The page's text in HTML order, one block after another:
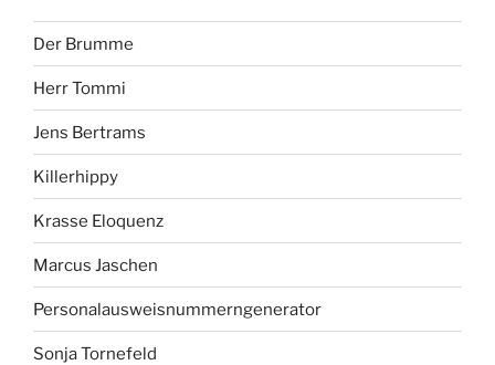
Der Brumme
Herr Tommi
Jens Bertrams
Killerhippy
Krasse Eloquenz
Marcus Jaschen
Personalausweisnummerngenerator
Sonja Tornefeld